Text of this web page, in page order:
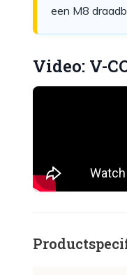
een M8
Video: V-